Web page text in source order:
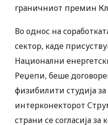
граничниот премин
Во однос на
сектор, каде
Национални
Реџепи, беше
физибилити студија
интерконекторот
страни се согласија